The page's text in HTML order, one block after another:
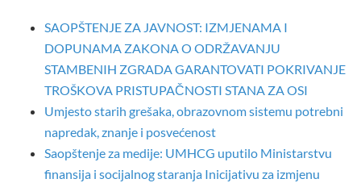
SAOPŠTENJE ZA JAVNOST: IZMJENAMA I
DOPUNAMA ZAKONA O ODRŽAVANJU
STAMBENIH ZGRADA GARANTOVATI POKRIVANJE
TROŠKOVA PRISTUPAČNOSTI STANA ZA OSI
Umjesto starih grešaka, obrazovnom sistemu potrebni
napredak, znanje i posvećenost
Saopštenje za medije: UMHCG uputilo Ministarstvu
finansija i socijalnog staranja Inicijativu za izmjenu